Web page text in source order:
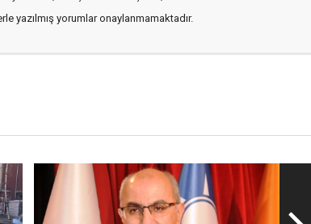
yazılmış yorumlar onaylanmamaktadır.